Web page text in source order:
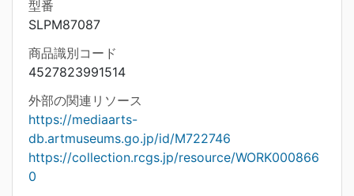
型番
SLPM87087
商品識別コード
4527823991514
外部の関連リソース
https://mediaarts-
db.artmuseums.go.jp/id/M722746
https://collection.rcgs.jp/resource/WORK000866
0